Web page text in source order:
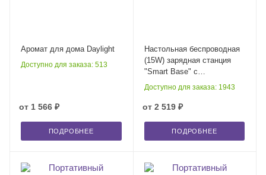
Аромат для дома Daylight
Доступно для заказа: 513
от 1 566 ₽
ПОДРОБНЕЕ
Настольная беспроводная
(15W) зарядная станция
"Smart Base" с
увлажнителем и лампой
Доступно для заказа: 1943
от 2 519 ₽
ПОДРОБНЕЕ